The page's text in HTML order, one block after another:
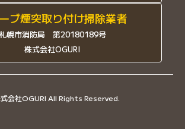
ブ煙突取り付け掃除業者
幌市消防局 第20180189号
株式会社OGURI
会社OGURI All Rights Reserved.